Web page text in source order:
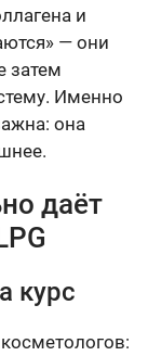
и
— они
затем
Именно
она
даёт
курс